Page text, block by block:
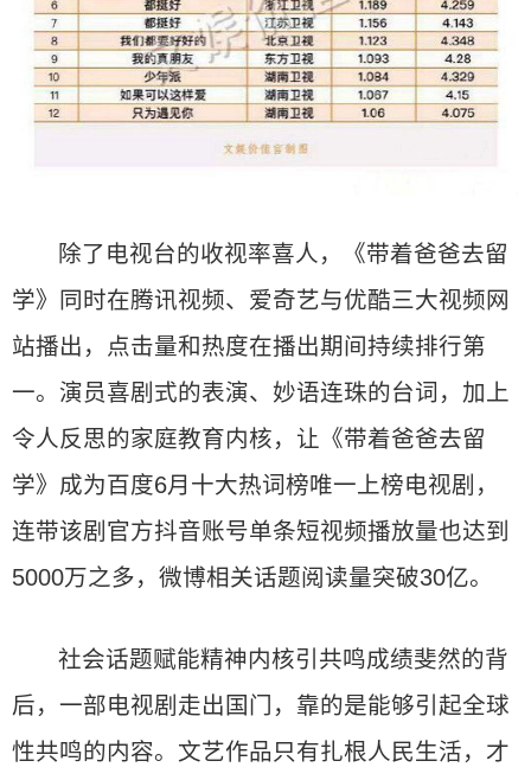
除了电视台的收视率喜人，《带着爸爸去留
学》同时在腾讯视频、爱奇艺与优酷三大视频网
站播出，点击量和热度在播出期间持续排行第
一。演员喜剧式的表演、妙语连珠的台词，加上
令人反思的家庭教育内核，让《带着爸爸去留
学》成为百度6月十大热词榜唯一上榜电视剧，
连带该剧官方抖音账号单条短视频播放量也达到
5000万之多，微博相关话题阅读量突破30亿。
社会话题赋能精神内核引共鸣成绩斐然的背
后，一部电视剧走出国门，靠的是能够引起全球
性共鸣的内容。文艺作品只有扎根人民生活，才